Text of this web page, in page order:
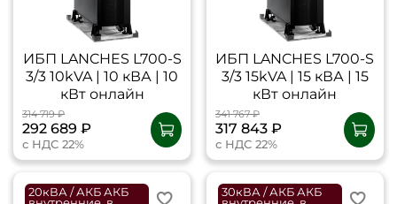
ИБП LANCHES L700-S
3/3 10kVA | 10 кВА | 10
кВт онлайн
314 719 ₽
292 689 ₽
с НДС 22%
ИБП LANCHES L700-S
3/3 15kVA | 15 кВА | 15
кВт онлайн
341 767 ₽
317 843 ₽
с НДС 22%
20кВА / АКБ АКБ
30кВА / АКБ АКБ